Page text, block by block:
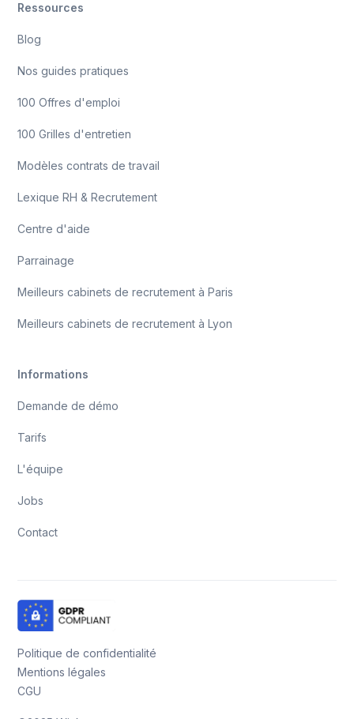
Ressources
Blog
Nos guides pratiques
100 Offres d'emploi
100 Grilles d'entretien
Modèles contrats de travail
Lexique RH & Recrutement
Centre d'aide
Parrainage
Meilleurs cabinets de recrutement à Paris
Meilleurs cabinets de recrutement à Lyon
Informations
Demande de démo
Tarifs
L'équipe
Jobs
Contact
Politique de confidentialité
Mentions légales
CGU